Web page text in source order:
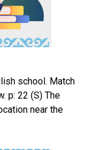
school. Match
p: 22 (S) The
near the